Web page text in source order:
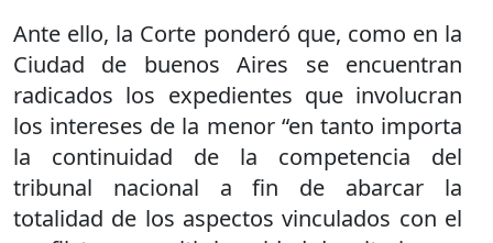
Ante ello, la Corte ponderó que, como en la
Ciudad de buenos Aires se encuentran
radicados los expedientes que involucran
los intereses de la menor “en tanto importa
la continuidad de la competencia del
tribunal nacional a fin de abarcar la
totalidad de los aspectos vinculados con el